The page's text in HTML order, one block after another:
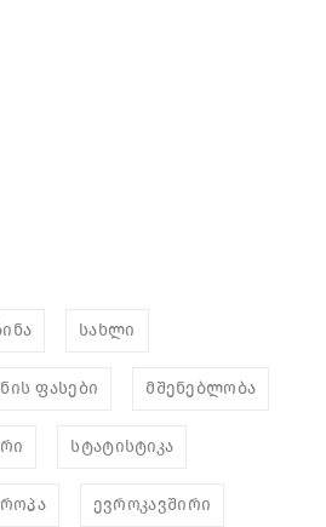
სახლი
ფასები მშენებლობა
სტატისტიკა
ევროკავშირი